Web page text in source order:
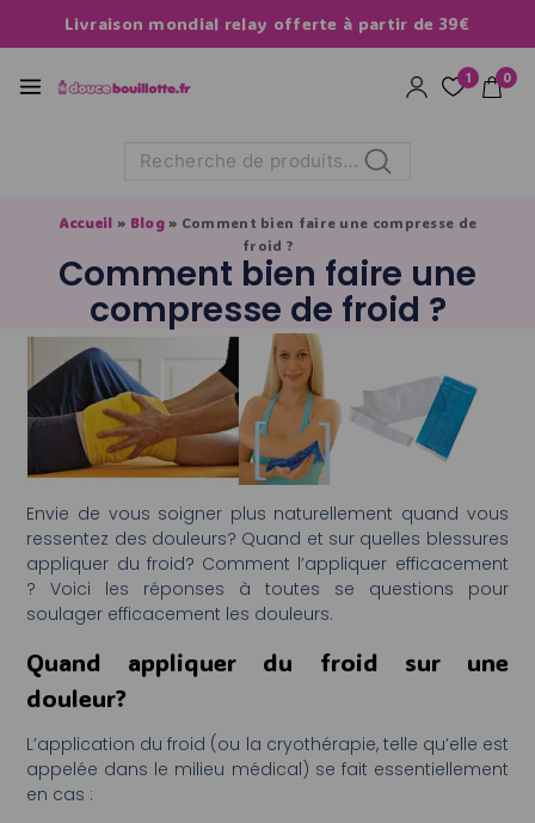
Livraison mondial relay offerte à partir de 39€
1 0
Recherche
Accueil » Blog» Comment bien faire une compresse de
froid ?
Comment bien faire une
compresse de froid ?
Envie de vous soigner plus naturellement quand vous
ressentez des douleurs? Quand et sur quelles blessures
appliquer du froid? Comment l’appliquer efficacement
? Voici les réponses à toutes se questions pour
soulager efficacement les douleurs.
Quand appliquer du froid sur une
douleur?
L’application du froid (ou la cryothérapie, telle qu’elle est
appelée dans le milieu médical) se fait essentiellement
en cas :